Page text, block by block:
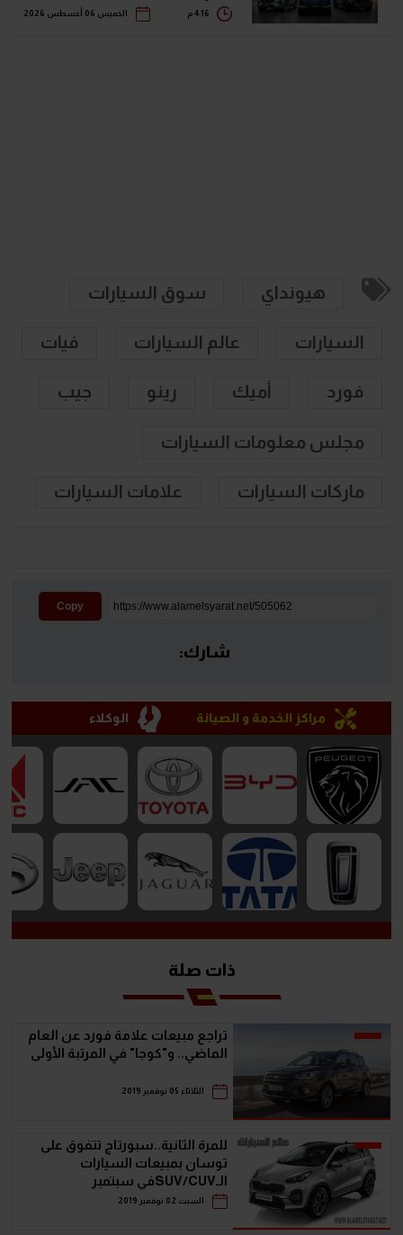
الخميس 06 أغسطس 2026
هيونداي سوق السيارات
السيارات عالم السيارات فيات
فورد أميك رينو جيب
مجلس معلومات السيارات
ماركات السيارات علامات السيارات
Copy
شارك:
مراكز الخدمة و الصيانة الوكلاء
ذات صلة
تراجع مبيعات علامة فورد عن العام
الماضي.. و"كوجا" في المرتبة الأولى
الثلاثاء 05 نوفمبر 2019
للمرة الثانية..سبورتاج تتفوق على
توسان بمبيعات السيارات
الـSUV/CUVفي سبتمبر
السبت 02 نوفمبر 2019